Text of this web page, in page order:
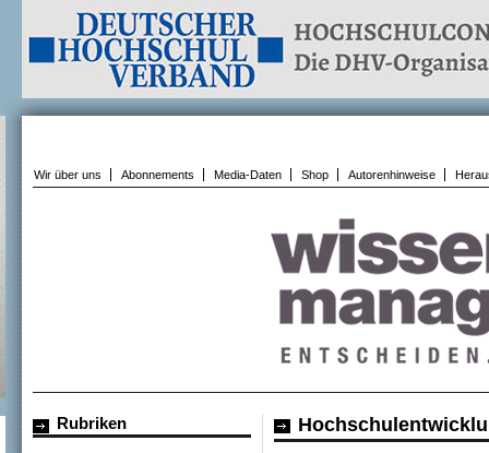
Wir über uns Abonnements Media-Daten Shop Autorenhinweise
Rubriken